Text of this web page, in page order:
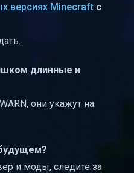
версиях Minecraft с
длинные и
они укажут на
и моды, следите за